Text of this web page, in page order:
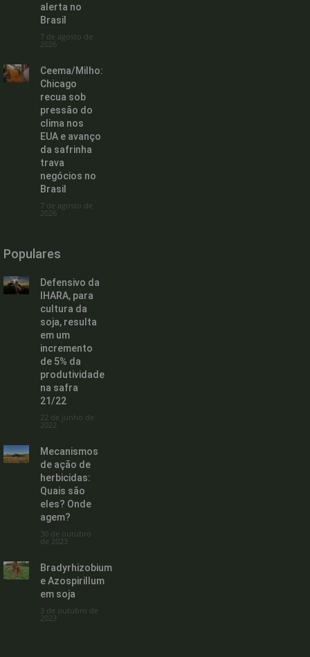
alerta no
Brasil
7 de agosto de
2026
Ceema/Milho:
Chicago
recua sob
pressão do
clima nos
EUA e avanço
da safrinha
trava
negócios no
Brasil
7 de agosto de
2026
Populares
Defensivo da
IHARA, para
cultura da
soja, resulta
em um
incremento
de 5% da
produtividade
na safra
21/22
22 de junho de
2022
Mecanismos
de ação de
herbicidas:
Quais são
eles? Onde
agem?
30 de outubro
de 2023
Bradyrhizobium
e Azospirillum
em soja
3 de outubro de
2023